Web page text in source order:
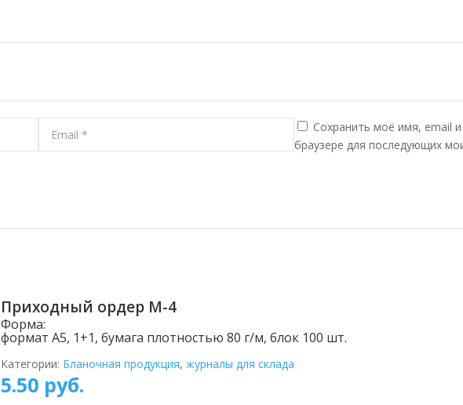
Сохранить моё имя, email
браузере для последующих
Приходный ордер М-4
Форма:
формат А5, 1+1, бумага плотностью 80 г/м, блок 100 шт.
Категории: Бланочная продукция, журналы для склада
5.50руб.